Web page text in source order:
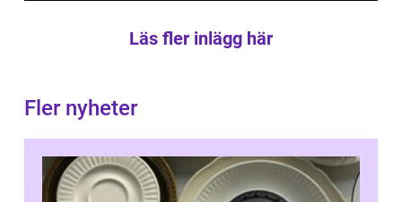
Läs fler inlägg här
Fler nyheter